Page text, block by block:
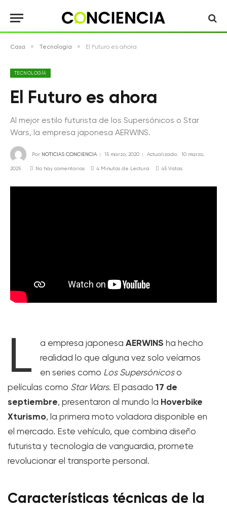
Casa » Tecnología » El Futuro es ahora
TECNOLOGÍA
El Futuro es ahora
Al mejor estilo futurista de los Supersónicos o Star
Wars, la empresa japonesa AERWINS.
Por NOTICIAS CONCIENCIA 15 marzo, 2020 Actualizado: 10 marzo,
2025 No hay comentarios 4 Minutos de Lectura 45 Vistas
L a empresa japonesa AERWINS ha hecho
realidad lo que alguna vez solo veíamos
en series como Los Supersónicoso
películas como Star Wars. El pasado 17 de
septiembre, presentaron al mundo la Hoverbike
Xturismo, la primera moto voladora disponible en
el mercado. Este vehículo, que combina diseño
futurista y tecnología de vanguardia, promete
revolucionar el transporte personal.
Características técnicas de la